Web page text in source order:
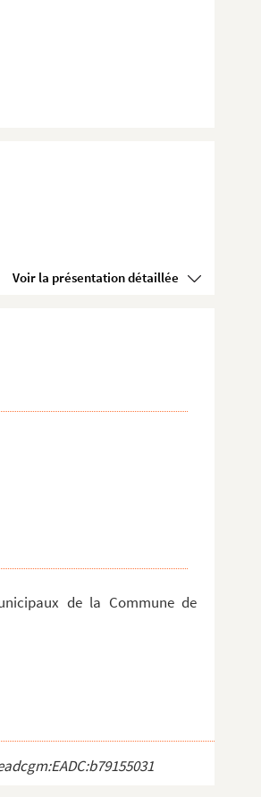
Voir la présentation détaillée
de la Commune de